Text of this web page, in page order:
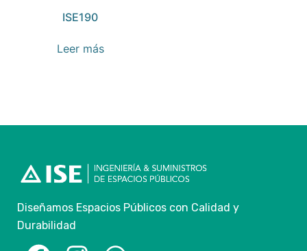
ISE190
Leer más
Diseñamos Espacios Públicos con Calidad y
Durabilidad